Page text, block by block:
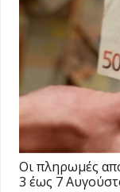
Οι πληρωμές
3 έως 7